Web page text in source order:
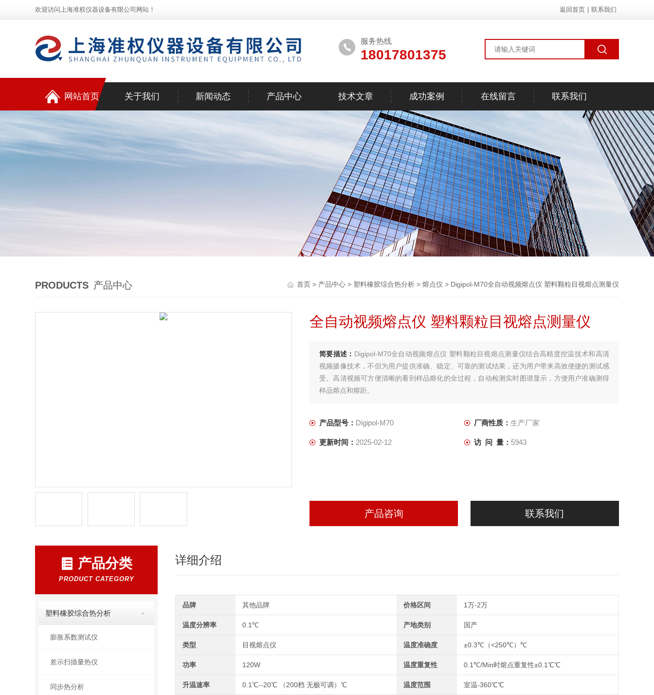
欢迎访问上海准权仪器设备有限公司网站！ 返回首页 联系我们
服务热线
18017801375
网站首页 关于我们 新闻动态 产品中心 技术文章 成功案例 在线留言 联系我们
PRODUCTS 产品中心 首页 > 产品中心 > 塑料橡胶综合热分析 > 熔点仪 > Digipol-M70全自动视频熔点仪 塑料颗粒目视熔点测量仪
全自动视频熔点仪 塑料颗粒目视熔点测量仪
简要描述： Digipol-M70全自动视频熔点仪 塑料颗粒目视熔点测量仪结合高精度控温技术和高清
视频摄像技术，不但为用户提供准确、稳定、可靠的测试结果，还为用户带来高效便捷的测试感
受。高清视频可方便清晰的看到样品熔化的全过程，自动检测实时图谱显示，方便用户准确测得
样品熔点和熔距。
产品型号： Digipol-M70 厂商性质： 生产厂家
更新时间： 2025-02-12 访 问 量： 5943
产品咨询 联系我们
产品分类
PRODUCT CATEGORY
塑料橡胶综合热分析
膨胀系数测试仪
差示扫描量热仪
同步热分析
详细介绍
品牌 其他品牌 价格区间 1万-2万
温度分辨率 0.1℃ 产地类别 国产
类型 目视熔点仪 温度准确度 ±0.3℃（<250℃）℃
功率 120W 温度重复性 0.1℃/Min时熔点重复性±0.1℃℃
升温速率 0.1℃--20℃ （200档 无极可调）℃ 温度范围 室温-360℃℃